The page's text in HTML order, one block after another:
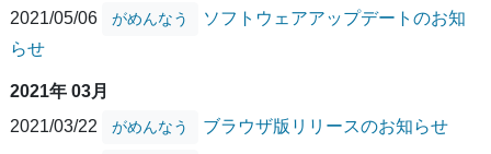
2021/05/06
がめんなう
ソフトウェアアップデートのお知
らせ
2021年 03月
2021/03/22
がめんなう ブラウザ版リリースのお知らせ